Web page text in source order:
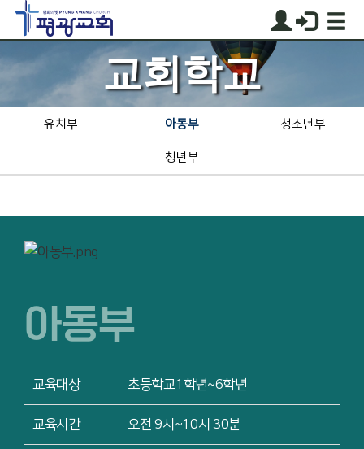
교회학교
유치부 아동부 청소년부
청년부
아동부
교육대상 초등학교1학년~6학년
교육시간 오전 9시~10시 30분